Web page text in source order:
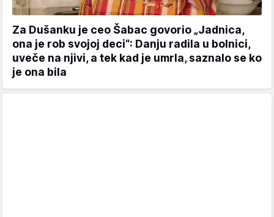
Za Dušanku je ceo Šabac govorio „Jadnica,
ona je rob svojoj deci“: Danju radila u bolnici,
uveče na njivi, a tek kad je umrla, saznalo se ko
je ona bila